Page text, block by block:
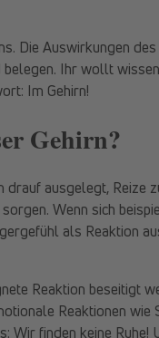
Die Auswirkungen
Ihr wollt
Im Gehirn!
Gehirn?
ausgelegt, Reize
Wenn sich
als Reaktion
Reaktion beseitigt
Reaktionen
Wir finden keine